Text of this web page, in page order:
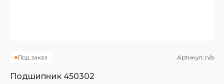
Под заказ Артикул: n/a
Подшипник 450302